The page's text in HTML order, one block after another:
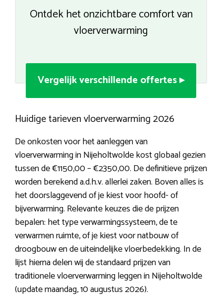
Ontdek het onzichtbare comfort van
vloerverwarming
Vergelijk verschillende offertes ▸
Huidige tarieven vloerverwarming 2026
De onkosten voor het aanleggen van
vloerverwarming in Nijeholtwolde kost globaal gezien
tussen de €1150,00 – €2350,00. De definitieve prijzen
worden berekend a.d.h.v. allerlei zaken. Boven alles is
het doorslaggevend of je kiest voor hoofd- of
bijverwarming. Relevante keuzes die de prijzen
bepalen: het type verwarmingssysteem, de te
verwarmen ruimte, of je kiest voor natbouw of
droogbouw en de uiteindelijke vloerbedekking. In de
lijst hierna delen wij de standaard prijzen van
traditionele vloerverwarming leggen in Nijeholtwolde
(update maandag, 10 augustus 2026).